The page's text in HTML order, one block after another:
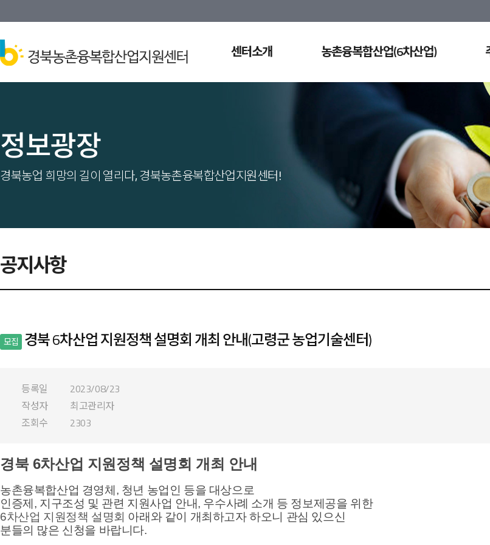
센터소개 농촌융복합산업(6차산업)
정보광장
경북농업 희망의 길이 열리다, 경북농촌융복합산업지원센터!
공지사항
모집 경북 6차산업 지원정책 설명회 개최 안내(고령군 농업기술센터)
등록일
2023/08/23
작성자
최고관리자
조회수
2303
경북 6차산업 지원정책 설명회 개최 안내
농촌융복합산업 경영체, 청년 농업인 등을 대상으로
인증제, 지구조성 및 관련 지원사업 안내, 우수사례 소개 등 정보제공​을 위한
6차산업 지원정책 설명회 아래와 같이 개최하고자 하오니 관심 있으신
분들의 많은 신청을 바랍니다.